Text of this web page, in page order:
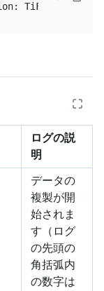
ログの説
明
データの
複製が開
始されま
す（ログ
の先頭の
角括弧内
の数字は